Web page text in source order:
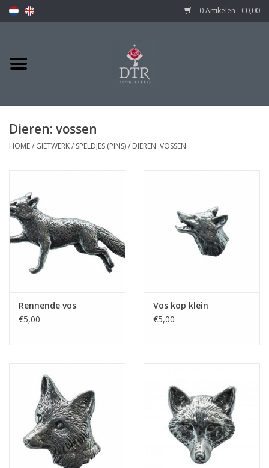
0 Artikelen - €0,00
Dieren: vossen
HOME/ GIETWERK/ SPELDJES (PINS)/ DIEREN: VOSSEN
Rennende vos
€5,00
Vos kop klein
€5,00